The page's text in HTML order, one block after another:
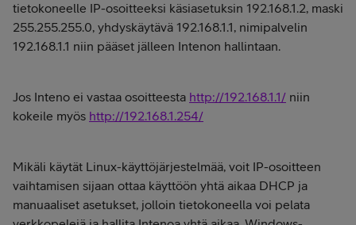
tietokoneelle IP-osoitteeksi käsiasetuksin 192.168.1.2, maski
255.255.255.0, yhdyskäytävä 192.168.1.1, nimipalvelin
192.168.1.1 niin pääset jälleen Intenon hallintaan.
Jos Inteno ei vastaa osoitteesta http://192.168.1.1/ niin
kokeile myös http://192.168.1.254/
Mikäli käytät Linux-käyttöjärjestelmää, voit IP-osoitteen
vaihtamisen sijaan ottaa käyttöön yhtä aikaa DHCP ja
manuaaliset asetukset, jolloin tietokoneella voi pelata